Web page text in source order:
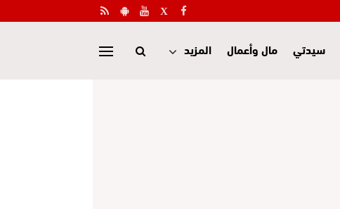
سيدتي مال وأعمال المزيد